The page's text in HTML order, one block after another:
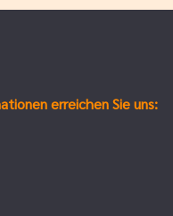
erreichen Sie uns: